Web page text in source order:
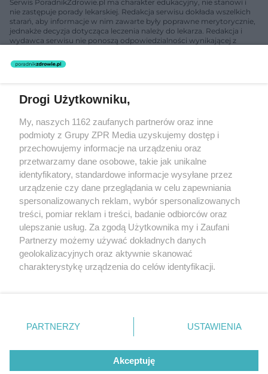
Serwis PoradnikZdrowie.pl ma charakter edukacyjny, nie stanowi i
nie zastępuje porady lekarskiej. Redakcja serwisu dokłada wszelkich
starań, aby informacje w nim zawarte były poprawne merytorycznie,
jednakże decyzja dotycząca leczenia należy do lekarza. Redakcja i
wydawca serwisu nie ponoszą odpowiedzialności wynikającej z
nie prowadzi działalności leczniczej polegającej na udzielaniu
świadczeń zdrowotnych w rozumieniu art. 3 ust 1 ustawy o
Żaden utwór zamieszczony w serwisie nie może być powielany i
rozpowszechniany lub dalej rozpowszechniany w jakikolwiek sposób
(w tym także elektroniczny lub mechaniczny) na jakimkolwiek polu
eksploatacji w jakiejkolwiek formie, włącznie z umieszczaniem w
Internecie bez pisemnej zgody właściciela praw. Jakiekolwiek użycie
lub wykorzystanie utworów w całości lub w części z naruszeniem
prawa, tzn. bez właściwej zgody, jest zabronione pod groźbą kary i
może być ścigane prawnie.
O nas
Drogi Użytkowniku,
My, naszych 1162 zaufanych partnerów oraz inne
podmioty z Grupy ZPR Media uzyskujemy dostęp i
przechowujemy informacje na urządzeniu oraz
przetwarzamy dane osobowe, takie jak unikalne
identyfikatory, standardowe informacje wysyłane przez
urządzenie czy dane przeglądania w celu zapewniania
spersonalizowanych reklam, wybór spersonalizowanych
treści, pomiar reklam i treści, badanie odbiorców oraz
ulepszanie usług. Za zgodą Użytkownika my i Zaufani
Partnerzy możemy używać dokładnych danych
geolokalizacyjnych oraz aktywnie skanować
charakterystykę urządzenia do celów identyfikacji.
zmienić/wycofać klikając przycisk ustawień prywatności
znajdujący się w lewym dolnym rogu strony
rodzaje przetwarzania danych nie wymagają zgody
użytkownika, ale masz prawo sprzeciwić się takiemu
PARTNERZY USTAWIENIA
Akceptuję